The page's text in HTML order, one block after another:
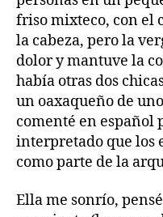
friso mixteco, con el
la cabeza, pero la
dolor y mantuve la
había otras dos
un oaxaqueño de
comenté en español
interpretado que los
como parte de la
Ella me sonrío,